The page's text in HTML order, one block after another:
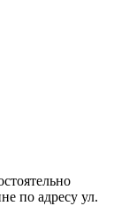
по адресу ул.